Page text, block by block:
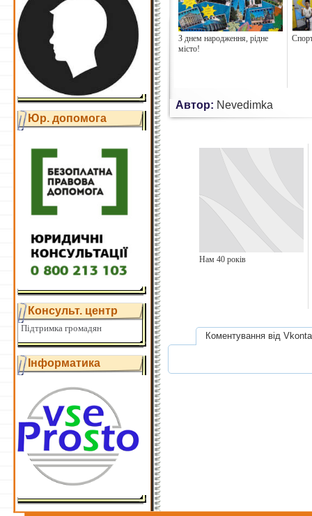
Юр. допомога
Консульт. центр
Підтримка громадян
Інформатика
З днем народження, рідне
місто!
Автор: Nevedimka
Нам 40 років
Коментування від